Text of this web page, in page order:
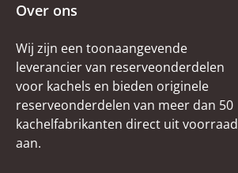
Over ons
Wij zijn een toonaangevende
leverancier van reserveonderdelen
voor kachels en bieden originele
reserveonderdelen van meer dan 50
kachelfabrikanten direct uit voorraad
aan.